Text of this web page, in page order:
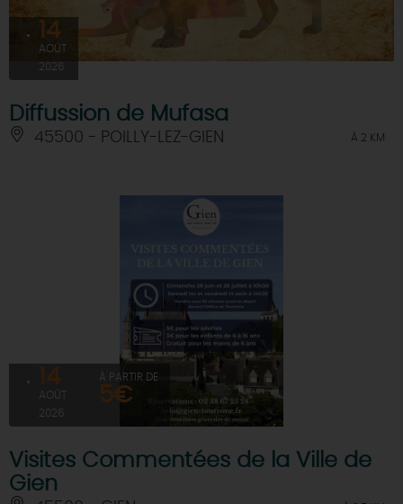
14
AOÛT
2026
Diffussion de Mufasa
45500 - POILLY-LEZ-GIEN À 2 KM
14
AOÛT
2026
À PARTIR DE
5€
Visites Commentées de la Ville de
Gien